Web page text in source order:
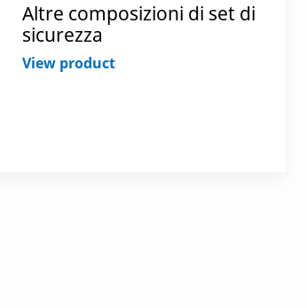
Altre composizioni di set di
sicurezza
View product